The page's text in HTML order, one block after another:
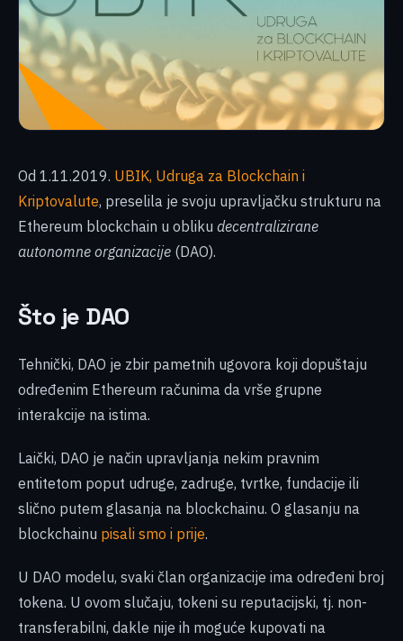
Od 1.11.2019. UBIK, Udruga za Blockchain i
Kriptovalute, preselila je svoju upravljačku strukturu na
Ethereum blockchain u obliku decentralizirane
autonomne organizacije (DAO).
Što je DAO
Tehnički, DAO je zbir pametnih ugovora koji dopuštaju
određenim Ethereum računima da vrše grupne
interakcije na istima.
Laički, DAO je način upravljanja nekim pravnim
entitetom poput udruge, zadruge, tvrtke, fundacije ili
slično putem glasanja na blockchainu. O glasanju na
blockchainu pisali smo i prije.
U DAO modelu, svaki član organizacije ima određeni broj
tokena. U ovom slučaju, tokeni su reputacijski, tj. non-
transferabilni, dakle nije ih moguće kupovati na